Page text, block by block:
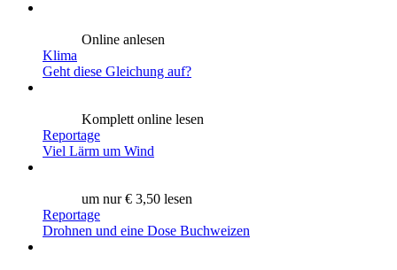
Online anlesen
Klima
Geht diese Gleichung auf?
Komplett online lesen
Reportage
Viel Lärm um Wind
um nur € 3,50 lesen
Reportage
Drohnen und eine Dose Buchweizen